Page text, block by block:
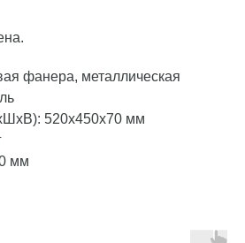
фанера, металлическая
520х450х70 мм
мм